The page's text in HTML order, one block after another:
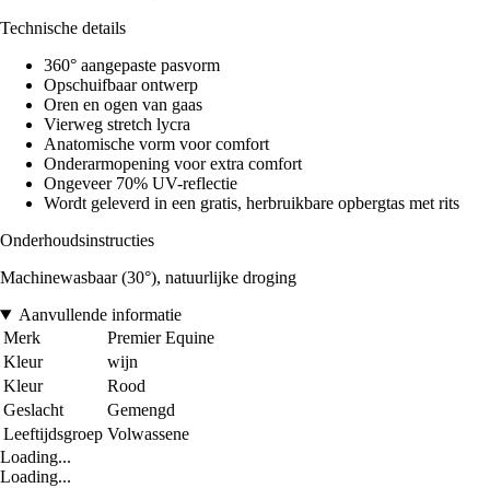
Technische details
360° aangepaste pasvorm
Opschuifbaar ontwerp
Oren en ogen van gaas
Vierweg stretch lycra
Anatomische vorm voor comfort
Onderarmopening voor extra comfort
Ongeveer 70% UV-reflectie
Wordt geleverd in een gratis, herbruikbare opbergtas met rits
Onderhoudsinstructies
Machinewasbaar (30°), natuurlijke droging
Aanvullende informatie
Merk
Premier Equine
Kleur
wijn
Kleur
Rood
Geslacht
Gemengd
Leeftijdsgroep Volwassene
Loading...
Loading...